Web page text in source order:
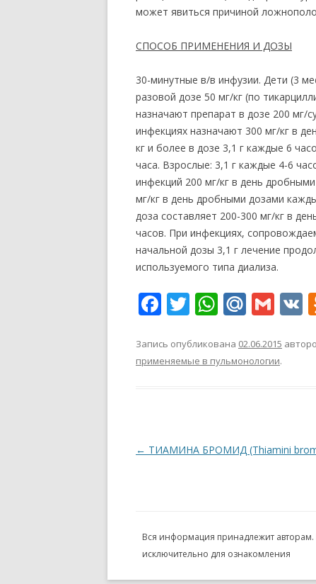
может явиться причиной
СПОСОБ ПРИМЕНЕНИЯ И ДОЗЫ
30-минутные в/в инфузии. Дети (3
разовой дозе 50 мг/кг (по
назначают препарат в дозе 200
инфекциях назначают 300 мг/кг в
кг и более в дозе 3,1 г каждые 6
часа. Взрослые: 3,1 г каждые 4-6
инфекций 200 мг/кг в день
мг/кг в день дробными дозами
доза составляет 200-300 мг/кг в
часов. При инфекциях,
начальной дозы 3,1 г лечение
используемого типа диализа.
F
e
b
k
T
itt
er
W
at
s
p
M
l.
R
G
ai
l
V
Запись опубликована 02.06.2015
применяемые в пульмонологии.
Навигация
← ТИАМИНА БРОМИД (Thiamini
Вся информация принадлежит авторам.
исключительно для ознакомления